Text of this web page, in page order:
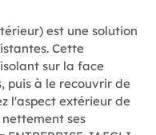
est une solution
Cette
sur la face
puis à le recouvrir de
l'aspect extérieur de
ses